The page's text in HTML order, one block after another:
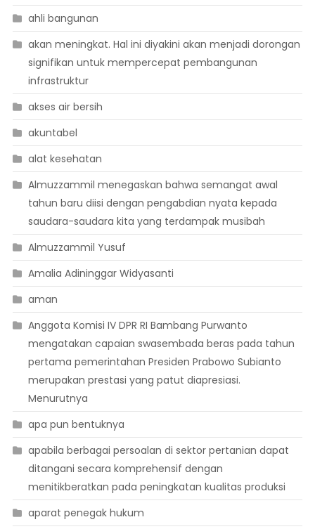
ahli bangunan
akan meningkat. Hal ini diyakini akan menjadi dorongan
signifikan untuk mempercepat pembangunan
infrastruktur
akses air bersih
akuntabel
alat kesehatan
Almuzzammil menegaskan bahwa semangat awal
tahun baru diisi dengan pengabdian nyata kepada
saudara-saudara kita yang terdampak musibah
Almuzzammil Yusuf
Amalia Adininggar Widyasanti
aman
Anggota Komisi IV DPR RI Bambang Purwanto
mengatakan capaian swasembada beras pada tahun
pertama pemerintahan Presiden Prabowo Subianto
merupakan prestasi yang patut diapresiasi.
Menurutnya
apa pun bentuknya
apabila berbagai persoalan di sektor pertanian dapat
ditangani secara komprehensif dengan
menitikberatkan pada peningkatan kualitas produksi
aparat penegak hukum